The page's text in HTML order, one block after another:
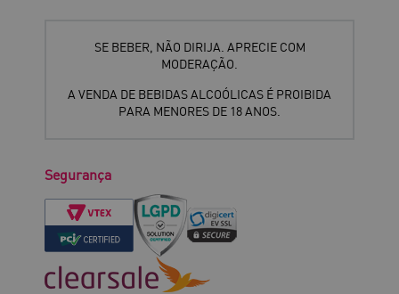
SE BEBER, NÃO DIRIJA. APRECIE COM
MODERAÇÃO.
A VENDA DE BEBIDAS ALCOÓLICAS É PROIBIDA
PARA MENORES DE 18 ANOS.
Segurança